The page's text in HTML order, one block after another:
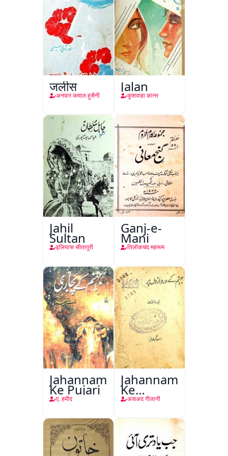
जलीस
अनवार कमाल हुसैनी
Jalan
कुशवाहा कान्त
Jahil
Sultan
इलियास सीतापुरी
Ganj-e-
Mani
तिलोकचंद महरूम
Jahannam
Ke Pujari
ए. हमीद
Jahannam
Ke
Darwazon
असअद गीलानी